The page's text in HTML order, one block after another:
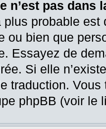
n’est pas dans
probable est
ou bien que
Essayez de
Si elle
traduction.
phpBB (voir le